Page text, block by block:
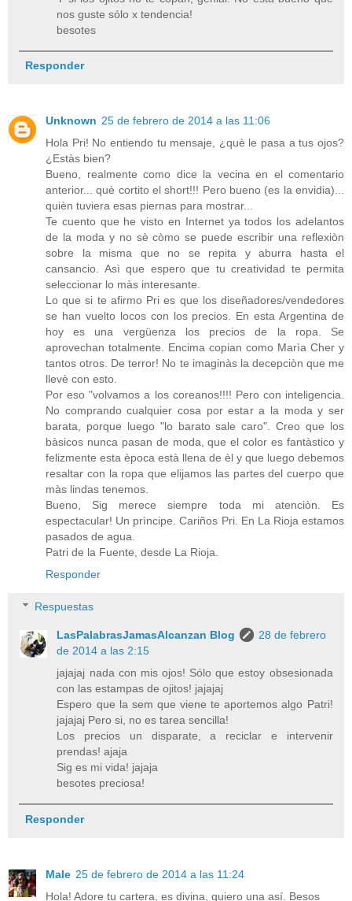
nos guste sólo x tendencia!
besotes
Responder
Unknown 25 de febrero de 2014 a las 11:06
Hola Pri! No entiendo tu mensaje, ¿què le pasa a tus ojos?
¿Estàs bien?
Bueno, realmente como dice la vecina en el comentario
anterior... què cortito el short!!! Pero bueno (es la envidia)...
quièn tuviera esas piernas para mostrar...
Te cuento que he visto en Internet ya todos los adelantos
de la moda y no sè còmo se puede escribir una reflexiòn
sobre la misma que no se repita y aburra hasta el
cansancio. Asì que espero que tu creatividad te permita
seleccionar lo màs interesante.
Lo que si te afirmo Pri es que los diseñadores/vendedores
se han vuelto locos con los precios. En esta Argentina de
hoy es una vergüenza los precios de la ropa. Se
aprovechan totalmente. Encima copian como Marìa Cher y
tantos otros. De terror! No te imaginàs la decepciòn que me
llevè con esto.
Por eso "volvamos a los coreanos!!!! Pero con inteligencia.
No comprando cualquier cosa por estar a la moda y ser
barata, porque luego "lo barato sale caro". Creo que los
bàsicos nunca pasan de moda, que el color es fantàstico y
felizmente esta època està llena de èl y que luego debemos
resaltar con la ropa que elijamos las partes del cuerpo que
màs lindas tenemos.
Bueno, Sig merece siempre toda mi atenciòn. Es
espectacular! Un prìncipe. Cariños Pri. En La Rioja estamos
pasados de agua.
Patri de la Fuente, desde La Rioja.
Responder
Respuestas
LasPalabrasJamasAlcanzan Blog
28 de febrero
de 2014 a las 2:15
jajajaj nada con mis ojos! Sólo que estoy obsesionada
con las estampas de ojitos! jajajaj
Espero que la sem que viene te aportemos algo Patri!
jajajaj Pero si, no es tarea sencilla!
Los precios un disparate, a reciclar e intervenir
prendas! ajaja
Sig es mi vida! jajaja
besotes preciosa!
Responder
Male 25 de febrero de 2014 a las 11:24
Hola! Adore tu cartera, es divina, quiero una así. Besos